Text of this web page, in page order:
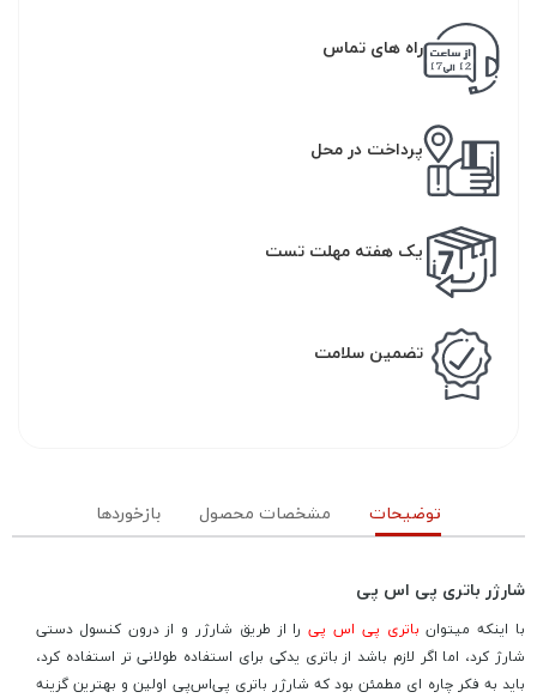
راه های تماس
پرداخت در محل
یک هفته مهلت تست
تضمین سلامت
توضیحات مشخصات محصول بازخوردها
شارژر باتری پی اس پی
با اینکه میتوان باتری پی اس پیرا از طریق شارژر و از درون کنسول دستی
شارژ کرد، اما اگر لازم باشد از باتری یدکی برای استفاده طولانی تر استفاده کرد،
باید به فکر چاره ای مطمئن بود که شارژر باتری پی‌اس‌پی اولین و بهترین گزینه